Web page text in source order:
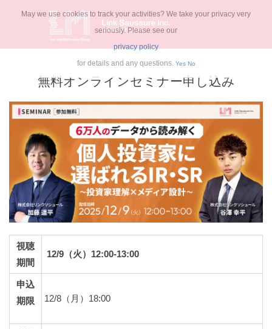
無料オンラインセミナー申し込み
視聴
期間
12/9（火）12:00-13:00
申込
期限
12/8（月）18:00
May we use cookies to track your activities? We take your privacy very
seriously. Please see our
privacy policy
for details and any questions. Yes No